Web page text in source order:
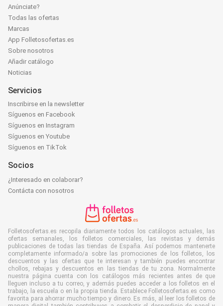
Anúnciate?
Todas las ofertas
Marcas
App Folletosofertas.es
Sobre nosotros
Añadir catálogo
Noticias
Servicios
Inscribirse en la newsletter
Síguenos en Facebook
Síguenos en Instagram
Síguenos en Youtube
Síguenos en TikTok
Socios
¿Interesado en colaborar?
Contácta con nosotros
Folletosofertas.es recopila diariamente todos los catálogos actuales, las
ofertas semanales, los folletos comerciales, las revistas y demás
publicaciones de todas las tiendas de España. Así podemos mantenerte
completamente informado/a sobre las promociones de los folletos, los
descuentos y las ofertas que te interesan y también puedes encontrar
chollos, rebajas y descuentos en las tiendas de tu zona. Normalmente
nuestra página cuenta con los catálogos más recientes antes de que
lleguen incluso a tu correo, y además puedes acceder a los folletos en el
trabajo, la escuela o en la propia tienda. Establece Folletosofertas.es como
favorita para ahorrar mucho tiempo y dinero. Es más, al leer los folletos de